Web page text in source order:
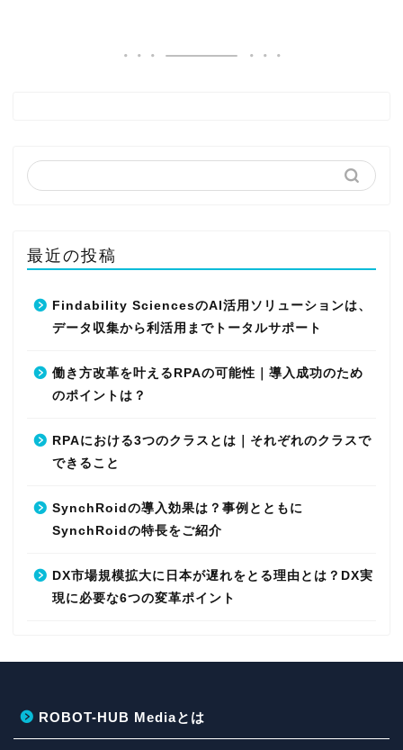
最近の投稿
Findability SciencesのAI活用ソリューションは、
データ収集から利活用までトータルサポート
働き方改革を叶えるRPAの可能性｜導入成功のため
のポイントは？
RPAにおける3つのクラスとは｜それぞれのクラスで
できること
SynchRoidの導入効果は？事例とともに
SynchRoidの特長をご紹介
DX市場規模拡大に日本が遅れをとる理由とは？DX実
現に必要な6つの変革ポイント
ROBOT-HUB Mediaとは